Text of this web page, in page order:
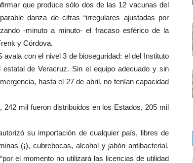
que produce sólo dos de las 12 vacunas del
danza de cifras “irregulares ajustadas por
-minuto a minuto- el fracaso esférico de la
y Córdova.
avala con el nivel 3 de bioseguridad: el del Instituto
de Veracruz. Sin el equipo adecuado y sin
hasta el 27 de abril, no tenían capacidad
242 mil fueron distribuidos en los Estados, 205 mil
su importación de cualquier país, libres de
(¡), cubrebocas, alcohol y jabón antibacterial.
el momento no utilizará las licencias de utilidad